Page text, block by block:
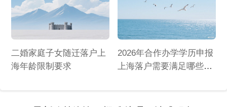
二婚家庭子女随迁落户上
海年龄限制要求
2026年合作办学学历申报
上海落户需要满足哪些条